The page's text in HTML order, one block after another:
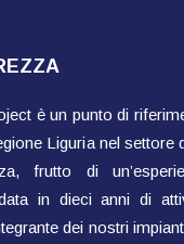
è un punto di
Liguria nel settore
frutto di
in dieci anni di
dei nostri